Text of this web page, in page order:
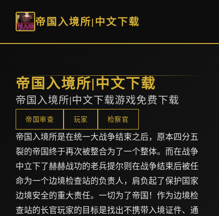
帝国入境所|中文下载
帝国入境所|中文下载
帝国入境所|中文下载游戏免费下载
帝国审查 玩家 检察官
帝国入境所是在统一大战争结束之后，原本四分五
裂的帝国终于再次被整合为了一个整体。而在战争
中立下了赫赫战功的老兵提尔则在战争结束后被任
命为一个边境检查站的负责人，肩负起了保护国家
边境安全的重大责任。一切为了帝国！作为边境检
查站的长官玩家的目标是找出不携带入境证件、通